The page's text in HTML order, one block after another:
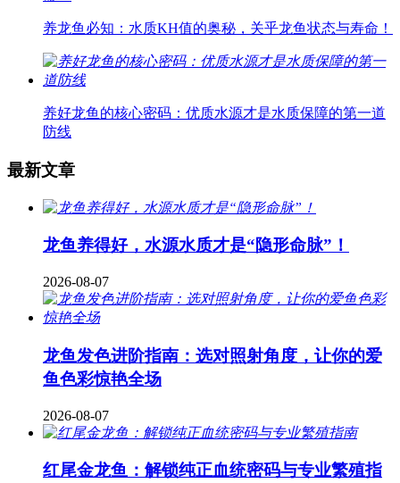
养龙鱼必知：水质KH值的奥秘，关乎龙鱼状态与寿命！
养好龙鱼的核心密码：优质水源才是水质保障的第一道
防线
最新文章
龙鱼养得好，水源水质才是“隐形命脉”！
2026-08-07
龙鱼发色进阶指南：选对照射角度，让你的爱
鱼色彩惊艳全场
2026-08-07
红尾金龙鱼：解锁纯正血统密码与专业繁殖指